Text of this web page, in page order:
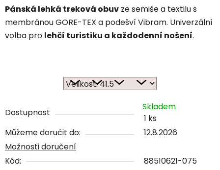
Pánská lehká treková obuv ze semiše a textilu s
membránou GORE-TEX a podešví Vibram. Univerzální
volba pro lehčí turistiku a každodenní nošení.
Dostupnost
Skladem
1 ks
Můžeme doručit do:
12.8.2026
Možnosti doručení
Kód:
88510621-075